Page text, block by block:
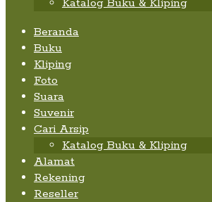
Katalog Buku & Kliping
Beranda
Buku
Kliping
Foto
Suara
Suvenir
Cari Arsip
Katalog Buku & Kliping
Alamat
Rekening
Reseller